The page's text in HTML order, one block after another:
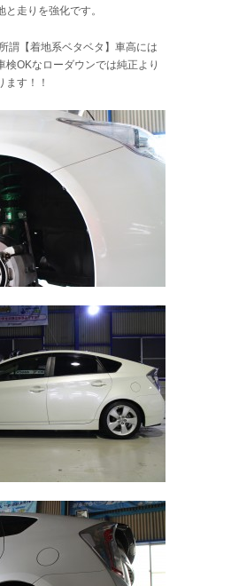
走りを強化です。
謂【着地系ベタベタ】車高には
検OKなローダウンでは純正より
ます！！